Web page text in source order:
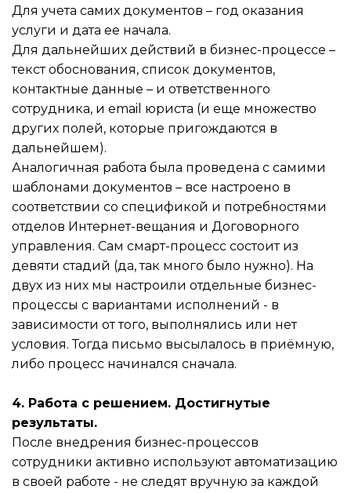
Для учета самих документов – год оказания
услуги и дата ее начала.
Для дальнейших действий в бизнес-процессе –
текст обоснования, список документов,
контактные данные – и ответственного
сотрудника, и email юриста (и еще множество
других полей, которые пригождаются в
дальнейшем).
Аналогичная работа была проведена с самими
шаблонами документов – все настроено в
соответствии со спецификой и потребностями
отделов Интернет-вещания и Договорного
управления. Сам смарт-процесс состоит из
девяти стадий (да, так много было нужно). На
двух из них мы настроили отдельные бизнес-
процессы с вариантами исполнений - в
зависимости от того, выполнялись или нет
условия. Тогда письмо высылалось в приёмную,
либо процесс начинался сначала.
4. Работа с решением. Достигнутые
результаты.
После внедрения бизнес-процессов
сотрудники активно используют автоматизацию
в своей работе - не следят вручную за каждой